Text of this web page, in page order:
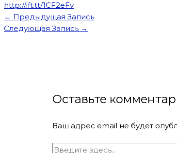
http://ift.tt/1CF2eFv
← Предыдущая Запись
Следующая Запись →
Оставьте
Ваш адрес email не будет
Введите